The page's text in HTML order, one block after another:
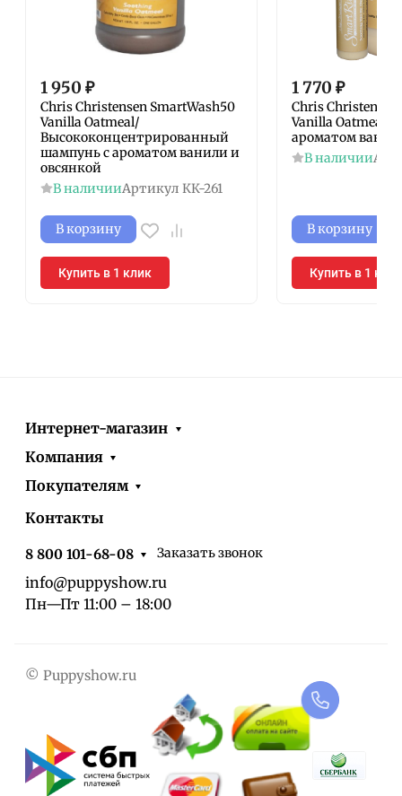
1 950 ₽
Chris Christensen SmartWash50
Vanilla Oatmeal/
Высококонцентрированный
шампунь с ароматом ванили и
овсянкой
В наличииАртикул КК-261
В корзину
Купить в 1 клик
1 770 ₽
Chris Christensen
Vanilla Oatmeal/
ароматом
В наличии
В корзину
Купить в 1 клик
Интернет-магазин
Компания
Покупателям
Контакты
8 800 101-68-08 Заказать звонок
info@puppyshow.ru
Пн—Пт 11:00 – 18:00
© Puppyshow.ru